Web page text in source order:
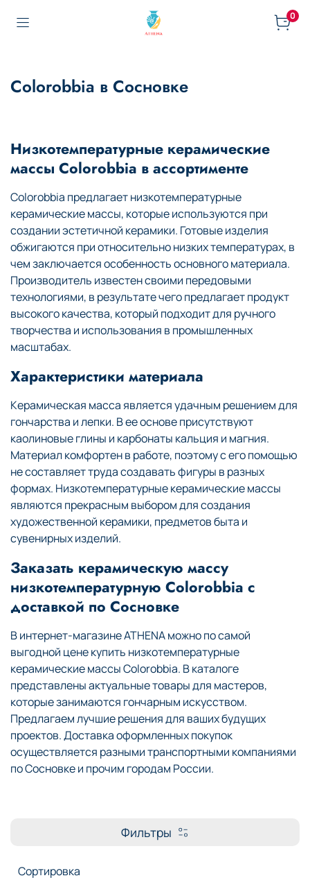
0
Colorobbia в Сосновке
Низкотемпературные керамические
массы Colorobbia в ассортименте
Colorobbia предлагает низкотемпературные
керамические массы, которые используются при
создании эстетичной керамики. Готовые изделия
обжигаются при относительно низких температурах, в
чем заключается особенность основного материала.
Производитель известен своими передовыми
технологиями, в результате чего предлагает продукт
высокого качества, который подходит для ручного
творчества и использования в промышленных
масштабах.
Характеристики материала
Керамическая масса является удачным решением для
гончарства и лепки. В ее основе присутствуют
каолиновые глины и карбонаты кальция и магния.
Материал комфортен в работе, поэтому с его помощью
не составляет труда создавать фигуры в разных
формах. Низкотемпературные керамические массы
являются прекрасным выбором для создания
художественной керамики, предметов быта и
сувенирных изделий.
Заказать керамическую массу
низкотемпературную Colorobbia с
доставкой по Сосновке
В интернет-магазине ATHENA можно по самой
выгодной цене купить низкотемпературные
керамические массы Colorobbia. В каталоге
представлены актуальные товары для мастеров,
которые занимаются гончарным искусством.
Предлагаем лучшие решения для ваших будущих
проектов. Доставка оформленных покупок
осуществляется разными транспортными компаниями
по Сосновке и прочим городам России.
Фильтры